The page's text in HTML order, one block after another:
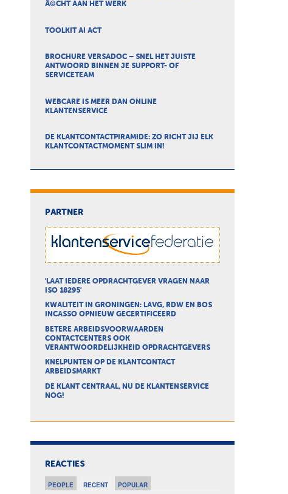
Ã©CHT AAN HET WERK
TOOLKIT AI ACT
BROCHURE VERSADOC – SNEL HET JUISTE
ANTWOORD BINNEN JE SUPPORT- OF
SERVICETEAM
WEBCARE IS MEER DAN ONLINE
KLANTENSERVICE
DE KLANTCONTACTPIRAMIDE: ZO RICHT JIJ ELK
KLANTCONTACTMOMENT SLIM IN!
PARTNER
'LAAT IEDERE OPDRACHTGEVER VRAGEN NAAR
ISO 18295'
KWALITEIT IN GRONINGEN: LAVG, RDW EN BOS
INCASSO OPNIEUW GECERTIFICEERD
BETERE ARBEIDSVOORWAARDEN
CONTACTCENTERS OOK
VERANTWOORDELIJKHEID OPDRACHTGEVERS
KNELPUNTEN OP DE KLANTCONTACT
ARBEIDSMARKT
DE KLANT CENTRAAL, NU DE KLANTENSERVICE
NOG!
REACTIES
PEOPLE RECENT POPULAR